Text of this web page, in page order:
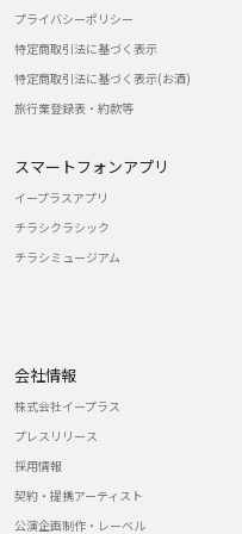
プライバシーポリシー
特定商取引法に基づく表示
特定商取引法に基づく表示(お酒)
旅行業登録表・約款等
スマートフォンアプリ
イープラスアプリ
チラシクラシック
チラシミュージアム
会社情報
株式会社イープラス
プレスリリース
採用情報
契約・提携アーティスト
公演企画制作・レーベル